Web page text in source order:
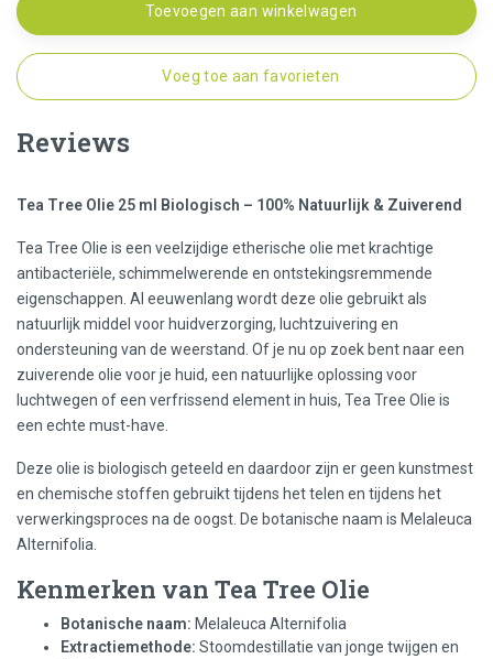
Toevoegen aan winkelwagen
Voeg toe aan favorieten
Reviews
Tea Tree Olie 25 ml Biologisch – 100% Natuurlijk & Zuiverend
Tea Tree Olie is een veelzijdige etherische olie met krachtige
antibacteriële, schimmelwerende en ontstekingsremmende
eigenschappen. Al eeuwenlang wordt deze olie gebruikt als
natuurlijk middel voor huidverzorging, luchtzuivering en
ondersteuning van de weerstand. Of je nu op zoek bent naar een
zuiverende olie voor je huid, een natuurlijke oplossing voor
luchtwegen of een verfrissend element in huis, Tea Tree Olie is
een echte must-have.
Deze olie is biologisch geteeld en daardoor zijn er geen kunstmest
en chemische stoffen gebruikt tijdens het telen en tijdens het
verwerkingsproces na de oogst. De botanische naam is Melaleuca
Alternifolia.
Kenmerken van Tea Tree Olie
Botanische naam: Melaleuca Alternifolia
Extractiemethode: Stoomdestillatie van jonge twijgen en